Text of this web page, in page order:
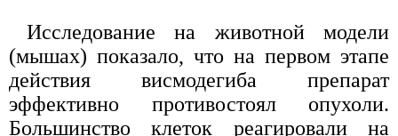
Исследование на животной модели
(мышах) показало, что на первом этапе
действия висмодегиба препарат
эффективно противостоял опухоли.
Большинство клеток реагировали на